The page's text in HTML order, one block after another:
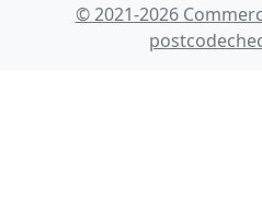
© 2021-2026